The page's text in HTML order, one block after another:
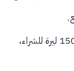
من ناحية اخرى ارتفع سعر الدولار مقابل الليرة السورية بالسوق الموازية في إدلب عند مستوى 15075 ليرة للشراء،